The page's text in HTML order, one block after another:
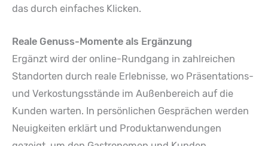
das durch einfaches Klicken.
Reale Genuss-Momente als Ergänzung
Ergänzt wird der online-Rundgang in zahlreichen
Standorten durch reale Erlebnisse, wo Präsentations-
und Verkostungsstände im Außenbereich auf die
Kunden warten. In persönlichen Gesprächen werden
Neuigkeiten erklärt und Produktanwendungen